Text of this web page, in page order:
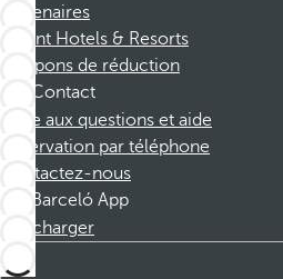
Partenaires
Dorint Hotels & Resorts
Coupons de réduction
Contact
Foire aux questions et aide
Réservation par téléphone
Contactez-nous
Barceló App
Télécharger